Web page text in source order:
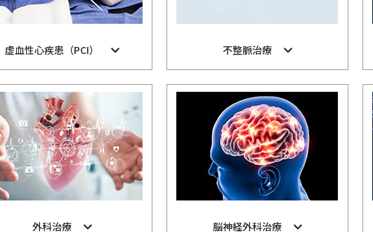
虚血性心疾患（PCI） 不整脈治療
外科治療 脳神経外科治療